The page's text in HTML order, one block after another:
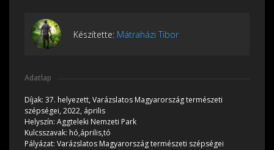
Készítette: Mátraházi Tibor
Adatlap
Díjak: 37. helyezett, Varázslatos Magyarország természeti
szépségei, 2022, április
Helyszín: Aggteleki Nemzeti Park
Kulcsszavak: hó,április,tó
Pályázat: Varázslatos Magyarország természeti szépségei